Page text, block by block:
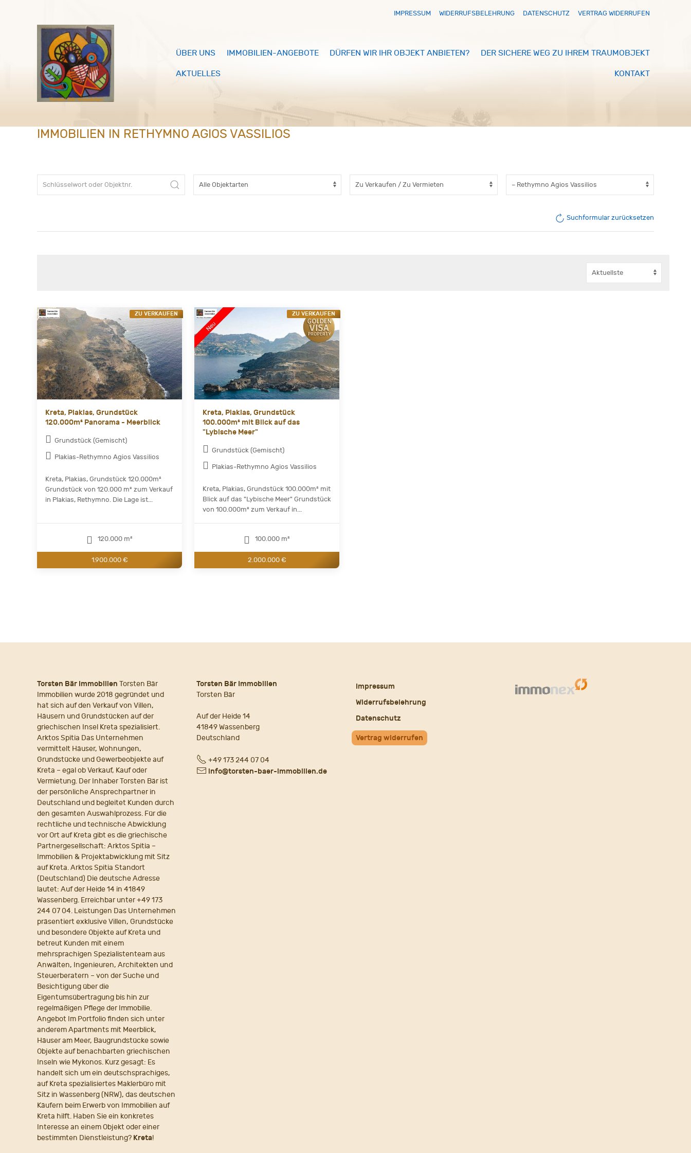
IMPRESSUM WIDERRUFSBELEHRUNG DATENSCHUTZ VERTRAG WIDERRUFEN
ÜBER UNS IMMOBILIEN-ANGEBOTE DÜRFEN WIR IHR OBJEKT ANBIETEN? DER SICHERE WEG ZU IHREM TRAUMOBJEKT
AKTUELLES KONTAKT
IMMOBILIEN IN RETHYMNO AGIOS VASSILIOS
Suchformular zurücksetzen
Kreta, Plakias, Grundstück
120.000m² Panorama - Meerblick
Grundstück (Gemischt)
Plakias-Rethymno Agios Vassilios
Kreta, Plakias, Grundstück 120.000m²
Grundstück von 120.000 m² zum Verkauf
in Plakias, Rethymno. Die Lage ist...
120.000 m²
1.900.000 €
ZU VERKAUFEN
Kreta, Plakias, Grundstück
100.000m² mit Blick auf das
"Lybische Meer"
Grundstück (Gemischt)
Plakias-Rethymno Agios Vassilios
Kreta, Plakias, Grundstück 100.000m² mit
Blick auf das "Lybische Meer" Grundstück
von 100.000m² zum Verkauf in...
100.000 m²
2.000.000 €
ZU VERKAUFEN
Torsten Bär Immobilien Torsten Bär
Immobilien wurde 2018 gegründet und
hat sich auf den Verkauf von Villen,
Häusern und Grundstücken auf der
griechischen Insel Kreta spezialisiert.
Arktos Spitia Das Unternehmen
vermittelt Häuser, Wohnungen,
Grundstücke und Gewerbeobjekte auf
Kreta – egal ob Verkauf, Kauf oder
Vermietung. Der Inhaber Torsten Bär ist
der persönliche Ansprechpartner in
Deutschland und begleitet Kunden durch
den gesamten Auswahlprozess. Für die
rechtliche und technische Abwicklung
vor Ort auf Kreta gibt es die griechische
Partnergesellschaft: Arktos Spitia –
Immobilien & Projektabwicklung mit Sitz
auf Kreta. Arktos Spitia Standort
(Deutschland) Die deutsche Adresse
lautet: Auf der Heide 14 in 41849
Wassenberg. Erreichbar unter +49 173
244 07 04. Leistungen Das Unternehmen
präsentiert exklusive Villen, Grundstücke
und besondere Objekte auf Kreta und
betreut Kunden mit einem
mehrsprachigen Spezialistenteam aus
Anwälten, Ingenieuren, Architekten und
Steuerberatern – von der Suche und
Besichtigung über die
Eigentumsübertragung bis hin zur
regelmäßigen Pflege der Immobilie.
Angebot Im Portfolio finden sich unter
anderem Apartments mit Meerblick,
Häuser am Meer, Baugrundstücke sowie
Objekte auf benachbarten griechischen
Inseln wie Mykonos. Kurz gesagt: Es
handelt sich um ein deutschsprachiges,
auf Kreta spezialisiertes Maklerbüro mit
Sitz in Wassenberg (NRW), das deutschen
Käufern beim Erwerb von Immobilien auf
Kreta hilft. Haben Sie ein konkretes
Interesse an einem Objekt oder einer
bestimmten Dienstleistung? Kreta!
Torsten Bär Immobilien
Torsten Bär
Auf der Heide 14
41849 Wassenberg
Deutschland
Fon+49 173 244 07 04
E- info@torsten-baer-immobilien.de
Impressum
Widerrufsbelehrung
Datenschutz
Vertrag widerrufen